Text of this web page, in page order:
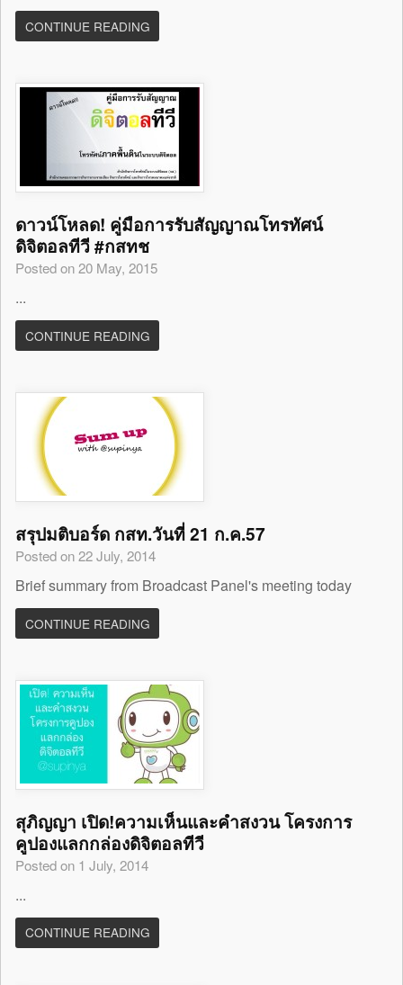
CONTINUE READING
ดาวน์โหลด! คู่มือการรับสัญญาณโทรทัศน์
ดิจิตอลทีวี #กสทช
Posted on 20 May, 2015
...
CONTINUE READING
สรุปมติบอร์ด กสท.วันที่ 21 ก.ค.57
Posted on 22 July, 2014
Brief summary from Broadcast Panel's meeting today
CONTINUE READING
สุภิญญา เปิด!ความเห็นและคำสงวน โครงการ
คูปองแลกกล่องดิจิตอลทีวี
Posted on 1 July, 2014
...
CONTINUE READING